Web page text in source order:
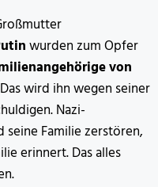
wurden zum Opfer
von
wird ihn wegen seiner
Nazi-
seine Familie zerstören,
erinnert. Das alles